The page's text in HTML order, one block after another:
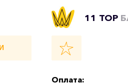
11 TOP
Оплата: